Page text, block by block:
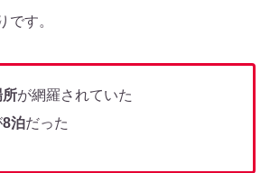
です。
所が網羅されていた
8泊だった